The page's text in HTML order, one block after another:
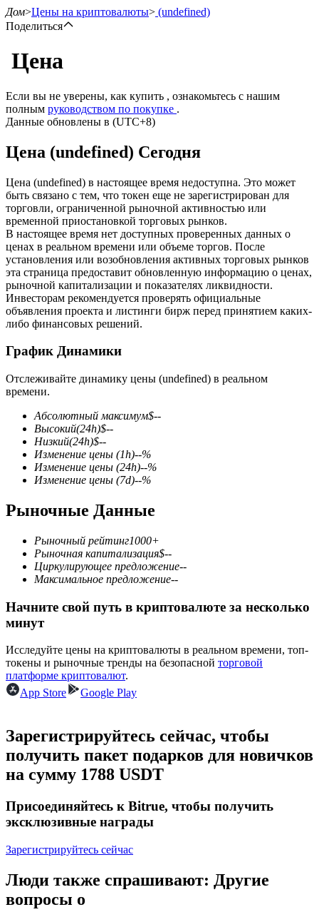
USDT-фьючерсы
Фьючерсы с использованием USDT в качестве
обеспечения
Фьючерсы на COIN-M
Криптовалютные фьючерсы
TradFi
Деривативы на акции, форекс, драгоценные металлы и
сырьевые товары
USDC фьючерсы
Фьючерсы с использованием USDC в качестве
Копирование торговли
Присоединяйтесь к лучшим трейдерам
Дом>Цены на криптовалюты> (undefined)
Поделиться
Цена
Если вы не уверены, как купить , ознакомьтесь с нашим
полным руководством по покупке .
Данные обновлены в (UTC+8)
Цена (undefined) Сегодня
Цена (undefined) в настоящее время недоступна. Это может
быть связано с тем, что токен еще не зарегистрирован для
торговли, ограниченной рыночной активностью или
временной приостановкой торговых рынков.
В настоящее время нет доступных проверенных данных о
ценах в реальном времени или объеме торгов. После
установления или возобновления активных торговых рынков
эта страница предоставит обновленную информацию о ценах,
рыночной капитализации и показателях ликвидности.
Инвесторам рекомендуется проверять официальные
объявления проекта и листинги бирж перед принятием каких-
либо финансовых решений.
График Динамики
Отслеживайте динамику цены (undefined) в реальном
времени.
Абсолютный максимум$--
Высокий(24h)$--
Низкий(24h)$--
Изменение цены (1h)--%
Изменение цены (24h)--%
Изменение цены (7d)--%
Рыночные Данные
Рыночный рейтинг1000+
Рыночная капитализация$--
Циркулирующее предложение--
Максимальное предложение--
Начните свой путь в криптовалюте за несколько
минут
Исследуйте цены на криптовалюты в реальном времени, топ-
токены и рыночные тренды на безопасной торговой
платформе криптовалют.
App Store
Google Play
Зарегистрируйтесь сейчас, чтобы
получить пакет подарков для новичков
на сумму 1788 USDT
Присоединяйтесь к Bitrue, чтобы получить
эксклюзивные награды
Зарегистрируйтесь сейчас
Люди также спрашивают: Другие
вопросы о